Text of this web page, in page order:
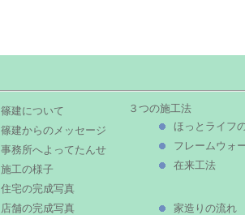
篠建について
篠建からのメッセージ
事務所へよってたんせ
施工の様子
住宅の完成写真
店舗の完成写真
３つの施工法
ほっとライフ
フレームウォ
在来工法
家造りの流れ